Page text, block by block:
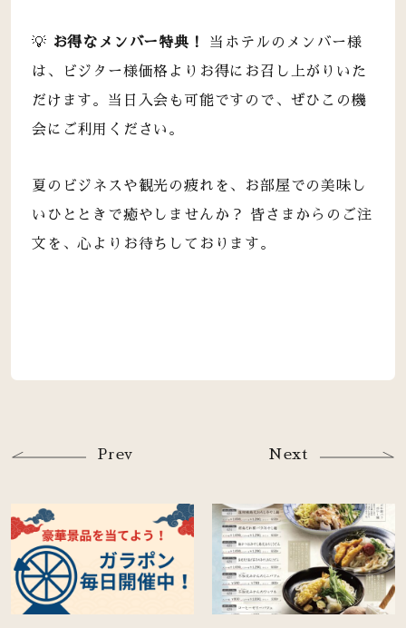
💡 お得なメンバー特典！
当ホテルのメンバー様
は、ビジター様価格よりお得にお召し上がりいた
だけます。当日入会も可能ですので、ぜひこの機
会にご利用ください。
夏のビジネスや観光の疲れを、お部屋での美味し
いひとときで癒やしませんか？ 皆さまからのご注
文を、心よりお待ちしております。
Prev Next